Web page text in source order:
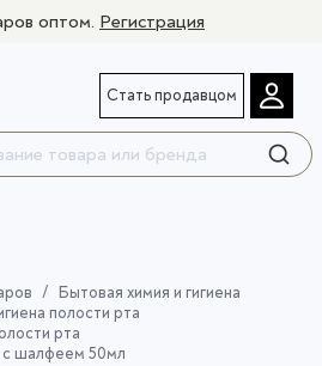
оптом. Регистрация
Стать продавцом
Бытовая химия и гигиена
полости рта
рта
шалфеем 50мл